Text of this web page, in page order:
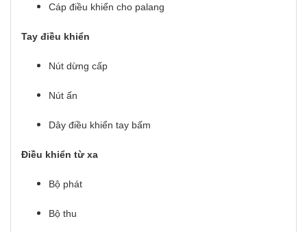
Cáp điều khiển cho palang
Tay điều khiển
Nút dừng cấp
Nút ấn
Dây điều khiển tay bấm
Điều khiển từ xa
Bộ phát
Bộ thu